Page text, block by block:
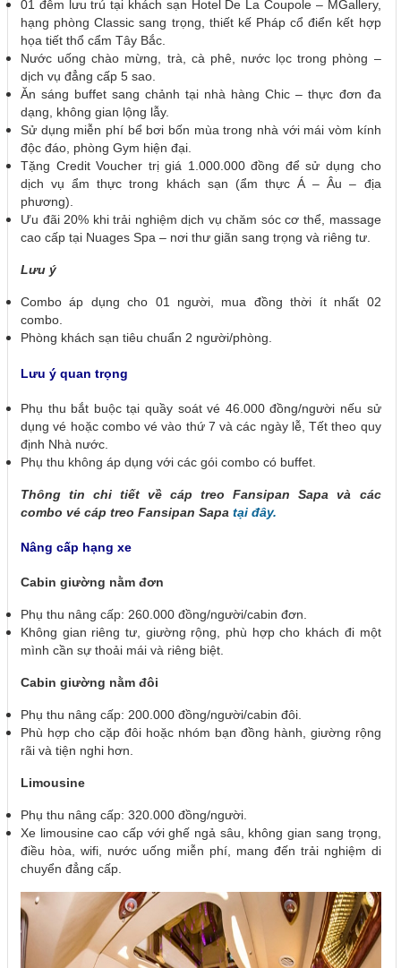
01 đêm lưu trú tại khách sạn Hotel De La Coupole – MGallery,
hạng phòng Classic sang trọng, thiết kế Pháp cổ điển kết hợp
họa tiết thổ cẩm Tây Bắc.
Nước uống chào mừng, trà, cà phê, nước lọc trong phòng –
dịch vụ đẳng cấp 5 sao.
Ăn sáng buffet sang chảnh tại nhà hàng Chic – thực đơn đa
dạng, không gian lộng lẫy.
Sử dụng miễn phí bể bơi bốn mùa trong nhà với mái vòm kính
độc đáo, phòng Gym hiện đại.
Tặng Credit Voucher trị giá 1.000.000 đồng để sử dụng cho
dịch vụ ẩm thực trong khách sạn (ẩm thực Á – Âu – địa
phương).
Ưu đãi 20% khi trải nghiệm dịch vụ chăm sóc cơ thể, massage
cao cấp tại Nuages Spa – nơi thư giãn sang trọng và riêng tư.
Lưu ý
Combo áp dụng cho 01 người, mua đồng thời ít nhất 02
combo.
Phòng khách sạn tiêu chuẩn 2 người/phòng.
Lưu ý quan trọng
Phụ thu bắt buộc tại quầy soát vé 46.000 đồng/người nếu sử
dụng vé hoặc combo vé vào thứ 7 và các ngày lễ, Tết theo quy
định Nhà nước.
Phụ thu không áp dụng với các gói combo có buffet.
Thông tin chi tiết về cáp treo Fansipan Sapa và các
combo vé cáp treo Fansipan Sapa tại đây.
Nâng cấp hạng xe
Cabin giường nằm đơn
Phụ thu nâng cấp: 260.000 đồng/người/cabin đơn.
Không gian riêng tư, giường rộng, phù hợp cho khách đi một
mình cần sự thoải mái và riêng biệt.
Cabin giường nằm đôi
Phụ thu nâng cấp: 200.000 đồng/người/cabin đôi.
Phù hợp cho cặp đôi hoặc nhóm bạn đồng hành, giường rộng
rãi và tiện nghi hơn.
Limousine
Phụ thu nâng cấp: 320.000 đồng/người.
Xe limousine cao cấp với ghế ngả sâu, không gian sang trọng,
điều hòa, wifi, nước uống miễn phí, mang đến trải nghiệm di
chuyển đẳng cấp.